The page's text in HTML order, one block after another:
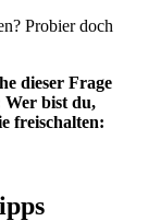
Probier doch
dieser Frage
bist du,
freischalten: